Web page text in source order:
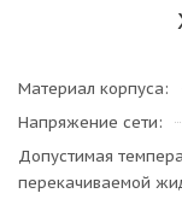
Материал корпуса
Напряжение сети
Допустимая
перекачиваемой